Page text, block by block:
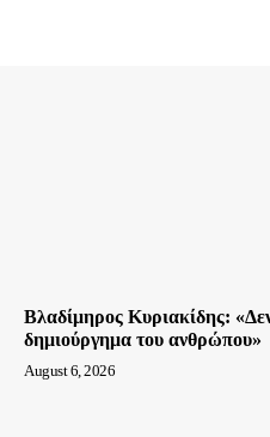
Βλαδίμηρος Κυριακίδης:
δημιούργημα του ανθρώπου»
August 6, 2026